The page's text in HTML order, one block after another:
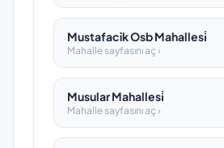
Mustafacik Osb Mahallesi̇
Mahalle sayfasını aç ›
Musular Mahallesi̇
Mahalle sayfasını aç ›